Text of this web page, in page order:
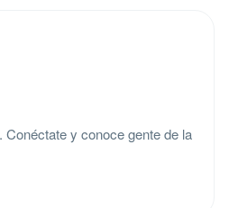
y conoce gente de la